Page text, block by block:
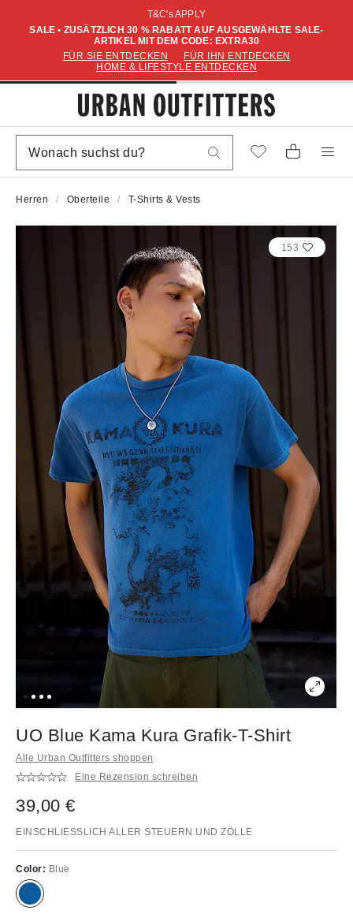
T&C's APPLY
SALE • ZUSÄTZLICH 30 % RABATT AUF AUSGEWÄHLTE SALE-
ARTIKEL MIT DEM CODE: EXTRA30
FÜR SIE ENTDECKEN
FÜR IHN ENTDECKEN
HOME & LIFESTYLE ENTDECKEN
Herren Oberteile T-Shirts & Vests
153
UO Blue Kama Kura Grafik-T-Shirt
Alle Urban Outfitters shoppen
Eine Rezension schreiben
39,00 €
EINSCHLIESSLICH ALLER STEUERN UND ZÖLLE
Color: Blue